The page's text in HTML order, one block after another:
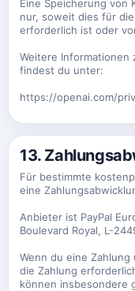
Eine Speicherung von
nur, soweit dies für
erforderlich ist oder
Weitere Informationen
findest du unter:
https://openai.com/
13.
Für bestimmte
eine
Anbieter ist PayPal
Boulevard Royal, L-
Wenn du eine
die Zahlung
können insbesondere